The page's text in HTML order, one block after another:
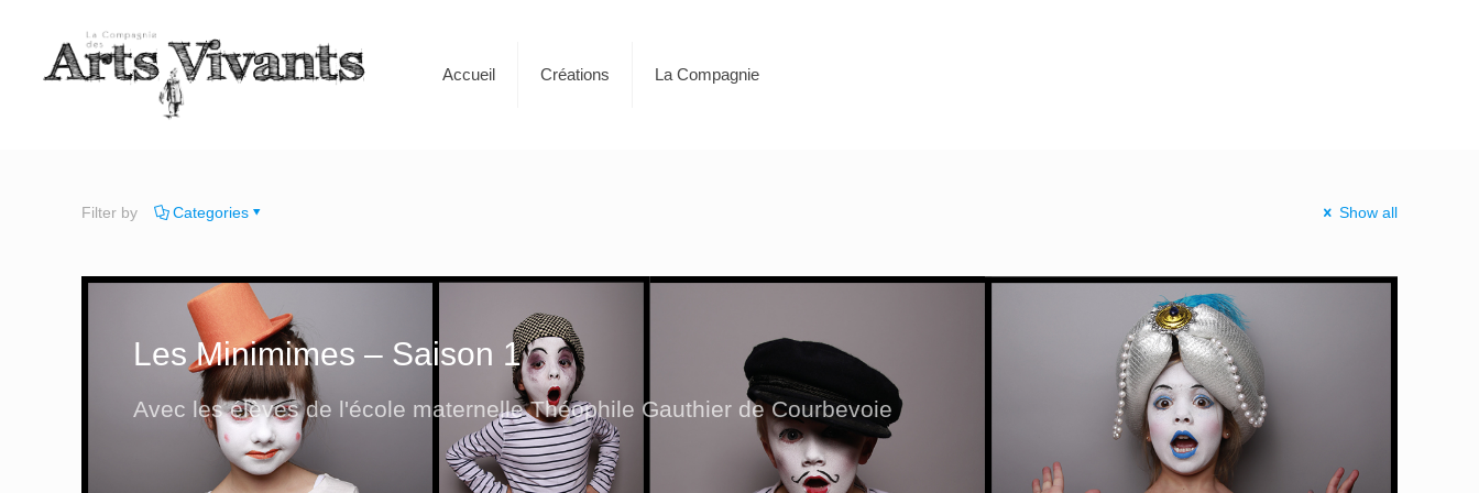
Accueil Créations La Compagnie
Filter by Categories Show all
Les Minimimes – Saison 1
Avec les élèves de l'école maternelle Théophile Gauthier de Courbevoie